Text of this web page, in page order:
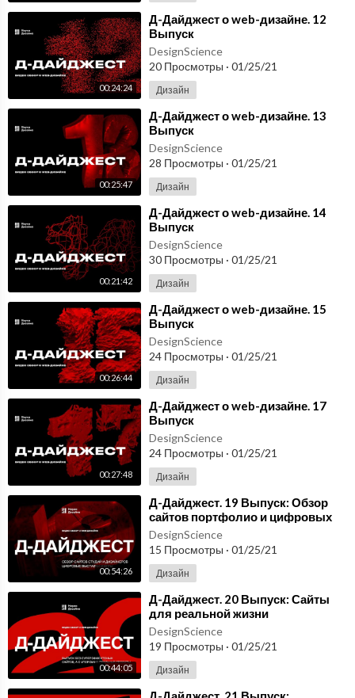
00:24:24
⁣Д-Дайджест о web-дизайне. 12
Выпуск
DesignScience
20 Просмотры · 01/25/21
Дизайн
00:25:47
⁣Д-Дайджест о web-дизайне. 13
Выпуск
DesignScience
28 Просмотры · 01/25/21
Дизайн
00:21:42
⁣Д-Дайджест о web-дизайне. 14
Выпуск
DesignScience
30 Просмотры · 01/25/21
Дизайн
00:26:44
⁣Д-Дайджест о web-дизайне. 15
Выпуск
DesignScience
24 Просмотры · 01/25/21
Дизайн
00:27:48
⁣Д-Дайджест о web-дизайне. 17
Выпуск
DesignScience
24 Просмотры · 01/25/21
Дизайн
00:54:26
⁣Д-Дайджест. 19 Выпуск: Обзор
сайтов портфолио и цифровых
выставок
DesignScience
15 Просмотры · 01/25/21
Дизайн
00:44:05
⁣Д-Дайджест. 20 Выпуск: Сайты
для реальной жизни
DesignScience
19 Просмотры · 01/25/21
Дизайн